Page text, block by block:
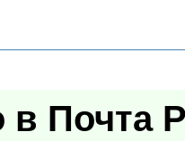
в Почта